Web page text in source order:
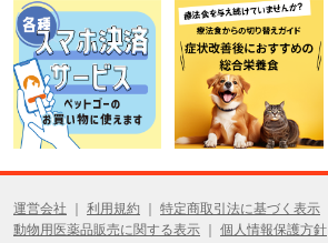
運営会社 利用規約
特定商取引法に基づく表示
動物用医薬品販売に関する表示
個人情報保護方針